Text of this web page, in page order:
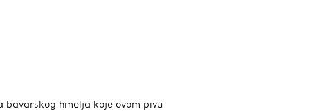
bavarskog hmelja koje ovom pivu